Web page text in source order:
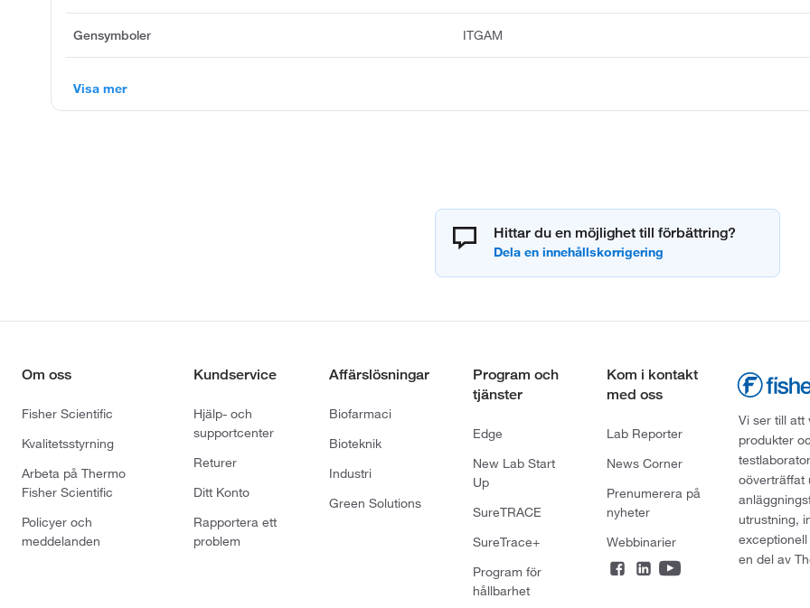
Gensymboler ITGAM
Visa mer
Hittar du en möjlighet till förbättring?
Om oss
Fisher Scientific
Kvalitetsstyrning
Arbeta på Thermo
Fisher Scientific
Policyer och
meddelanden
Kundservice
Hjälp- och
supportcenter
Returer
Ditt Konto
Rapportera ett
problem
Affärslösningar
Biofarmaci
Bioteknik
Industri
Green Solutions
Program och
tjänster
Edge
New Lab Start
Up
SureTRACE
SureTrace+
Program för
hållbarhet
Kom i kontakt
med oss
Lab Reporter
News Corner
Prenumerera på
nyheter
Webbinarier
Vi ser till att
produkter
oöverträffat
utrustning,
en del av